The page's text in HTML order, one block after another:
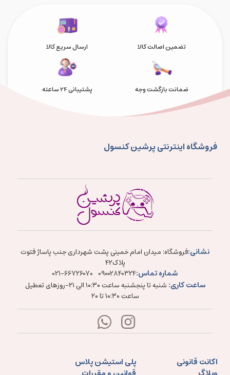
تضمین اصالت کالا ارسال سریع کالا
ضمانت بازگشت وجه پشتیبانی 24 ساعته
فروشگاه اینترنتی پرشین کنسول
نشانی:فروشگاه: میدان امام خمینی پشت شهرداری جنب پاساژ فتوت
پلاک۴۲
شماره تماس:09002840324
021-66726070
ساعت کاری:
شنبه تا پنجشنبه ساعت ۱۰:۳۰ الی ۲۱-روزهای تعطیل
ساعت ۱۰:۳۰ تا ۲۰
اکانت قانونی
پلی استیشن پلاس